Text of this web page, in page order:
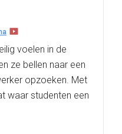
voelen in de
ze bellen naar een
opzoeken. Met
waar studenten een